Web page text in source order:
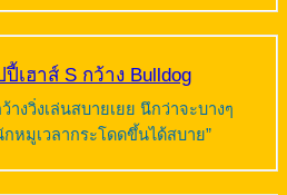
เฮาส์ S กว้าง Bulldog
างวิ่งเล่นสบายเยย นึกว่าจะบางๆ
หมูเวลากระโดดขึ้นได้สบาย”